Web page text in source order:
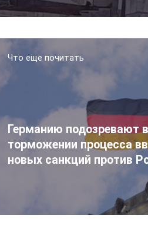
Что еще почитать
Германию подозревают в
торможении процесса
новых санкций против